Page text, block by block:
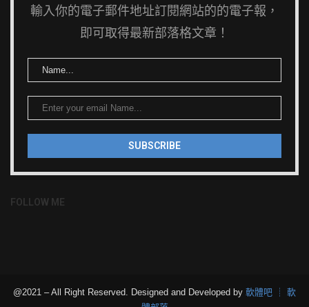
輸入你的電子郵件地址訂閱網站的的電子報，
即可取得最新部落格文章！
FOLLOW ME
@2021 – All Right Reserved. Designed and Developed by 軟體吧 ┊ 軟